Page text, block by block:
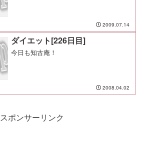
2009.07.14
ダイエット[226日目]
今日も知古庵！
2008.04.02
スポンサーリンク